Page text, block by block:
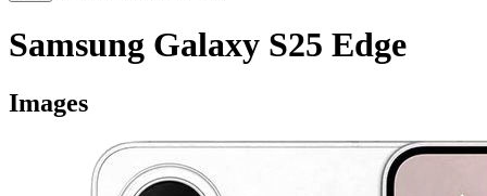
Samsung Galaxy S25 Edge
Images